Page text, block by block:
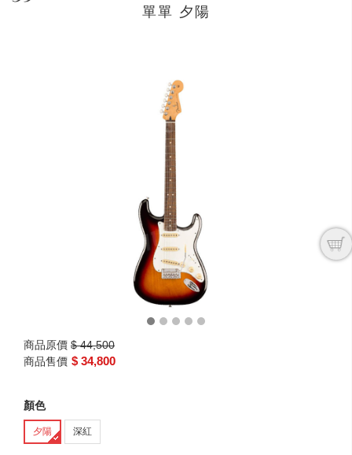
單單 夕陽
商品原價 $ 44,500
商品售價 $ 34,800
顏色
夕陽 深紅